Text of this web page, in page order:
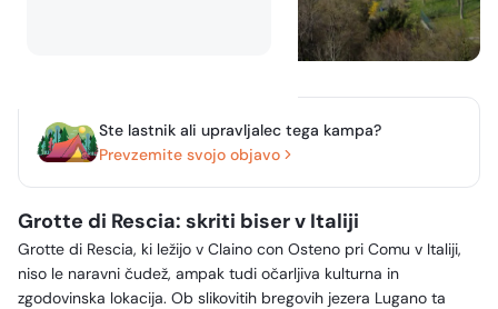
Ste lastnik ali upravljalec tega kampa?
Prevzemite svojo objavo
Grotte di Rescia: skriti biser v Italiji
Grotte di Rescia, ki ležijo v Claino con Osteno pri Comu v Italiji,
niso le naravni čudež, ampak tudi očarljiva kulturna in
zgodovinska lokacija. Ob slikovitih bregovih jezera Lugano ta